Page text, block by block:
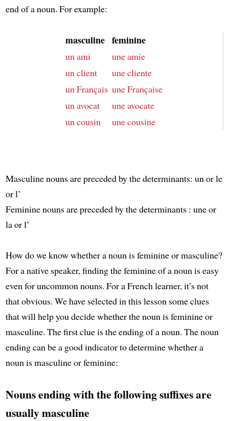
end of a noun. For example:
masculine feminine
un ami
une amie
un client
une cliente
un Français une Française
un avocat
une avocate
un cousin
une cousine
Masculine nouns are preceded by the determinants: un or le
or l’
Feminine nouns are preceded by the determinants : une or
la or l’
How do we know whether a noun is feminine or masculine?
For a native speaker, finding the feminine of a noun is easy
even for uncommon nouns. For a French learner, it’s not
that obvious. We have selected in this lesson some clues
that will help you decide whether the noun is feminine or
masculine. The first clue is the ending of a noun. The noun
ending can be a good indicator to determine whether a
noun is masculine or feminine:
Nouns ending with the following suffixes are
usually masculine